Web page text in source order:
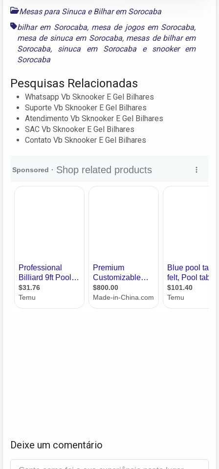
Mesas para Sinuca e Bilhar em Sorocaba
bilhar em Sorocaba, mesa de jogos em Sorocaba,
mesa de sinuca em Sorocaba, mesas de bilhar em
Sorocaba, sinuca em Sorocabae snooker em
Sorocaba
Pesquisas Relacionadas
Whatsapp Vb Sknooker E Gel Bilhares
Suporte Vb Sknooker E Gel Bilhares
Atendimento Vb Sknooker E Gel Bilhares
SAC Vb Sknooker E Gel Bilhares
Contato Vb Sknooker E Gel Bilhares
Deixe um comentário